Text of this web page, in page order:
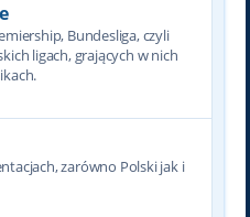
Bundesliga, czyli
ligach, grających w nich
zarówno Polski jak i